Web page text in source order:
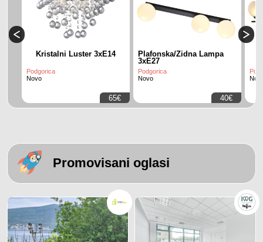
Kristalni Luster 3xE14
Podgorica
Novo
65€
Plafonska/Zidna Lampa
3xE27
Podgorica
Novo
40€
Promovisani oglasi